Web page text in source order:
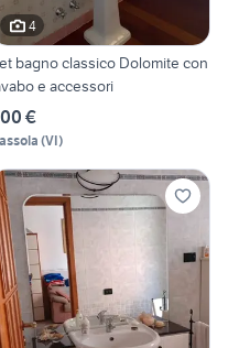
4
bagno classico Dolomite con
e accessori
€
(VI)